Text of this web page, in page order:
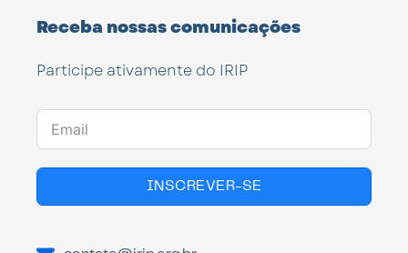
Receba nossas comunicações
Participe ativamente do IRIP
INSCREVER-SE